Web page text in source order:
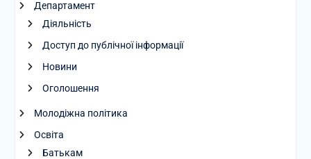
Департамент
Діяльність
Доступ до публічної інформації
Новини
Оголошення
Молодіжна політика
Освіта
Батькам